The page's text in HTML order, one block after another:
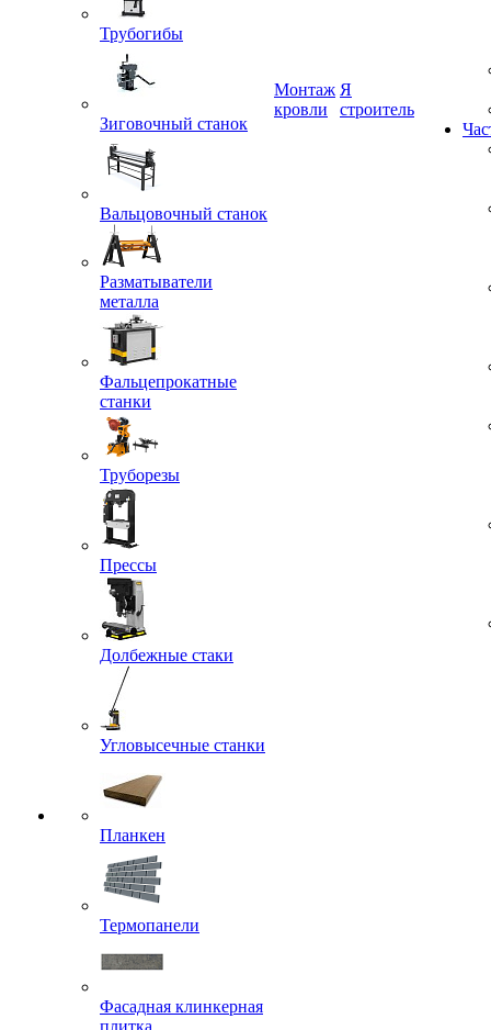
Трубогибы
Зиговочный станок
Вальцовочный станок
Разматыватели
металла
Фальцепрокатные
станки
Труборезы
Прессы
Долбежные стаки
Угловысечные станки
Планкен
Термопанели
Фасадная клинкерная
плитка
Монтаж
Я